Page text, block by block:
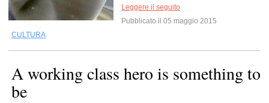
Leggere il seguito
Pubblicato il 05 maggio 2015
CULTURA
A working class hero is something to
be